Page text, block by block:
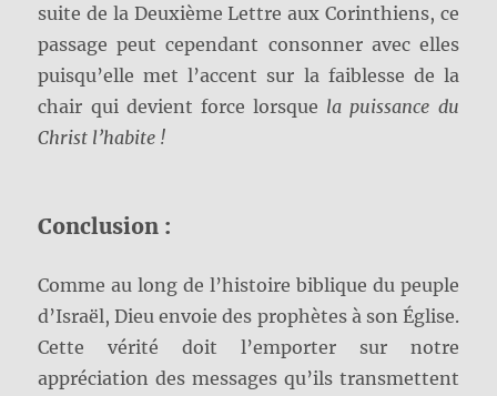
suite de la Deuxième Lettre aux Corinthiens, ce
passage peut cependant consonner avec elles
puisqu’elle met l’accent sur la faiblesse de la
chair qui devient force lorsque la puissance du
Christ l’habite !
Conclusion :
Comme au long de l’histoire biblique du peuple
d’Israël, Dieu envoie des prophètes à son Église.
Cette vérité doit l’emporter sur notre
appréciation des messages qu’ils transmettent